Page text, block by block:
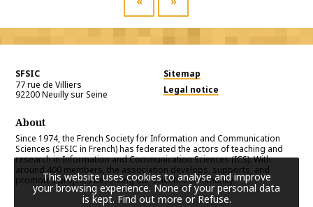
SFSIC
77 rue de Villiers
92200Neuilly sur Seine
Sitemap
Legal notice
About
Since 1974, the French Society for Information and Communication
Sciences (SFSIC in French) has federated the actors of teaching and
research in Information and Communication Sciences (ICS). With
around 400 members, the association develops, supports, and
promotes projects benefiting our scientific community.
This website uses cookies to analyse and improve
your browsing experience. None of your personal data
is kept. Find out more or Refuse.